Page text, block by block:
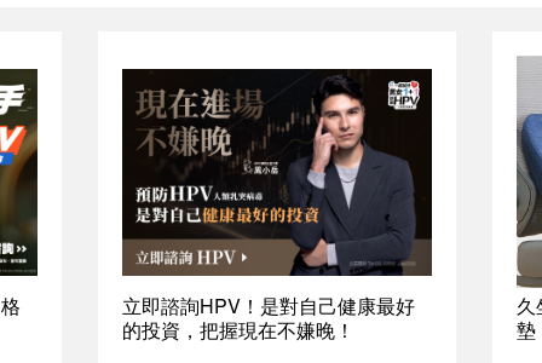
立即諮詢HPV！是對自己健康最好
的投資，把握現在不嫌晚！
久
墊